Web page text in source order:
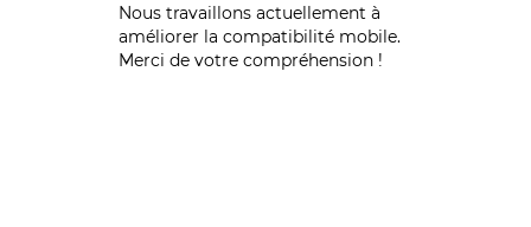
Nous travaillons actuellement à
améliorer la compatibilité mobile.
Merci de votre compréhension !